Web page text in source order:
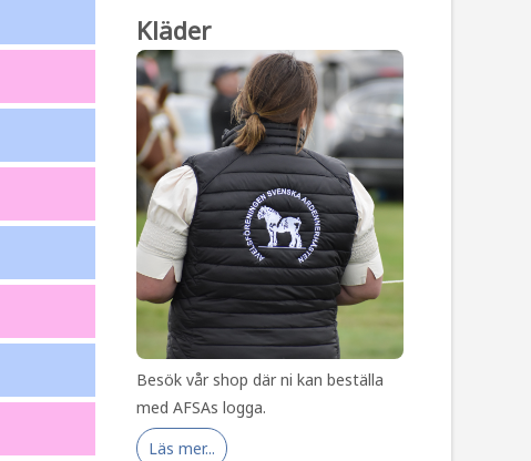
Kläder
Besök vår shop där ni kan beställa
med AFSAs logga.
Läs mer...